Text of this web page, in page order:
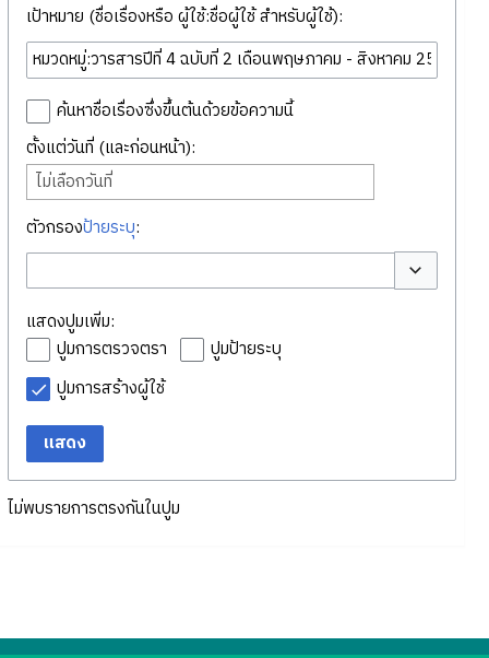
เป้าหมาย (ชื่อเรื่องหรือ ผู้ใช้:ชื่อผู้ใช้ สำหรับผู้ใช้):
ค้นหาชื่อเรื่องซึ่งขึ้นต้นด้วยข้อความนี้
ตั้งแต่วันที่ (และก่อนหน้า):
ไม่เลือกวันที่
ตัวกรองป้ายระบุ:
สลับตัวเลือก
แสดงปูมเพิ่ม:
ปูมการตรวจตรา
ปูมป้ายระบุ
ปูมการสร้างผู้ใช้
แสดง
ไม่พบรายการตรงกันในปูม